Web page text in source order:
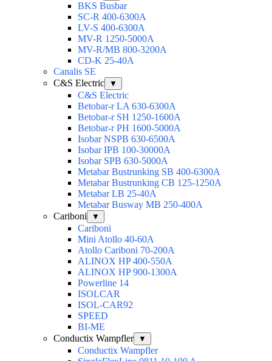
BKS Busbar
SC-R 400-6300A
LV-S 400-6300A
MV-R 1250-5000A
MV-R/MB 800-3200A
CD-K 25-40A
Canalis SE
C&S Electric
▼
C&S Electric
Betobar-r LA 630-6300A
Betobar-r SH 1250-1600A
Betobar-r PH 1600-5000A
Isobar NSPB 630-6500A
Isobar IPB 100-30000A
Isobar SPB 630-5000A
Metabar Bustrunking SB 400-6300A
Metabar Bustrunking CB 125-1250A
Metabar LB 25-40A
Metabar Busway MB 250-400A
Cariboni
▼
Cariboni
Mini Atollo 40-60A
Atollo Cariboni 70-200A
ALINOX HP 400-550A
ALINOX HP 900-1300A
Powerline 14
ISOLCAR
ISOL-CAR92
SPEED
BI-ME
Conductix Wampfler
▼
Conductix Wampfler